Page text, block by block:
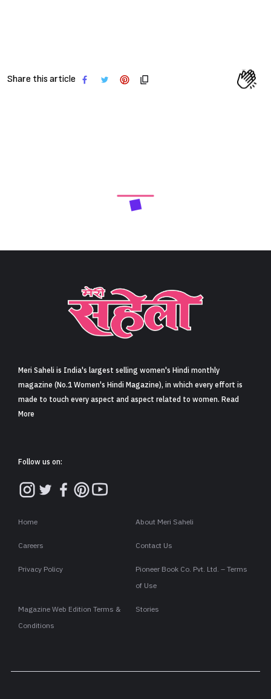
Share this article
Meri Saheli is India's largest selling women's Hindi monthly
magazine (No.1 Women's Hindi Magazine), in which every effort is
made to touch every aspect and aspect related to women. Read
More
Follow us on:
Home About Meri Saheli
Careers Contact Us
Privacy Policy
Pioneer Book Co. Pvt. Ltd. – Terms
of Use
Magazine Web Edition Terms &
Conditions
Stories